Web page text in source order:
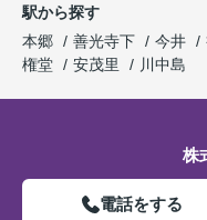
駅から探す
本郷
善光寺下 今井
権堂
安茂里 川中島
株
電話をする